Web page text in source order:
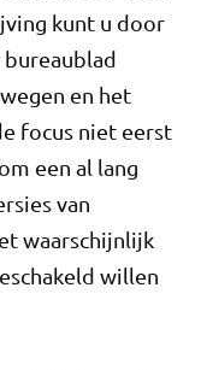
kunt u door
en het
focus niet eerst
een ​​al lang
van
waarschijnlijk
willen